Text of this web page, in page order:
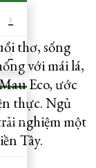
thơ, sống
với mái lá,
Eco, ước
thực. Ngủ
nghiệm một
Tây.